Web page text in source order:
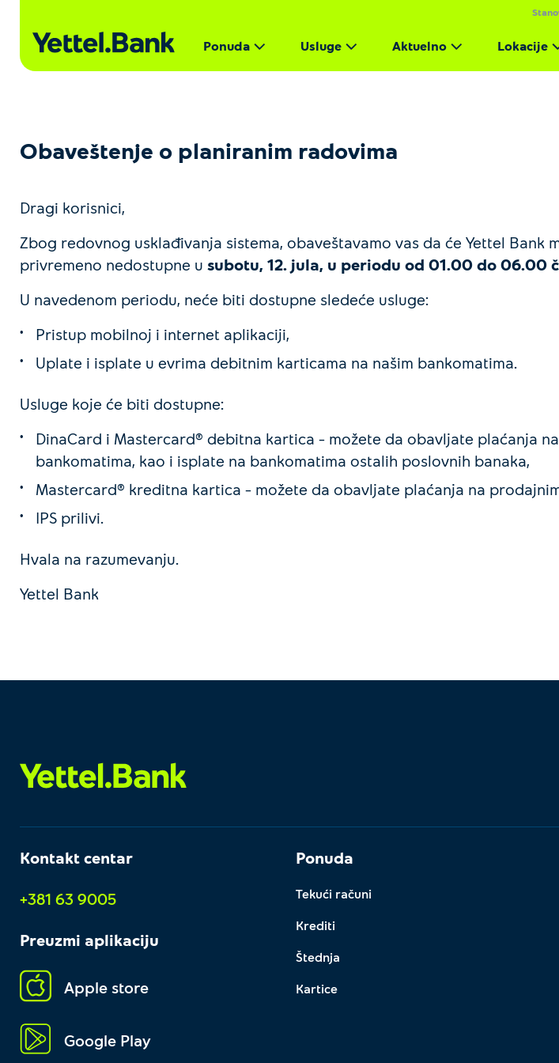
Ponuda Usluge Aktuelno Lokacije
Obaveštenje o planiranim radovima
Dragi korisnici,
Zbog redovnog usklađivanja sistema, obaveštavamo vas da će Yettel
privremeno nedostupne u subotu, 12. jula, u periodu od 01.00 do 06.00
U navedenom periodu, neće biti dostupne sledeće usluge:
Pristup mobilnoj i internet aplikaciji,
Uplate i isplate u evrima debitnim karticama na našim bankomatima.
Usluge koje će biti dostupne:
DinaCard i Mastercard® debitna kartica – možete da obavljate plaćanja
bankomatima, kao i isplate na bankomatima ostalih poslovnih banaka,
Mastercard® kreditna kartica – možete da obavljate plaćanja na
IPS prilivi.
Hvala na razumevanju.
Yettel Bank
Kontakt centar
+381 63 9005
Preuzmi aplikaciju
Apple store
Google Play
Ponuda
Tekući računi
Krediti
Štednja
Kartice